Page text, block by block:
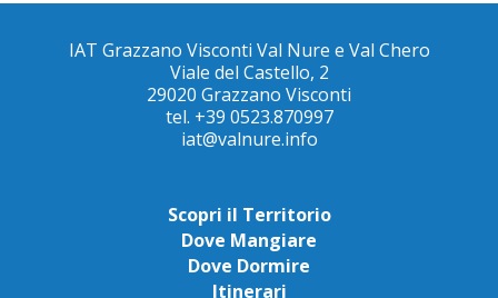
IAT Grazzano Visconti Val Nure e Val Chero
Viale del Castello, 2
29020 Grazzano Visconti
tel. +39 0523.870997
iat@valnure.info
Scopri il Territorio
Dove Mangiare
Dove Dormire
Itinerari